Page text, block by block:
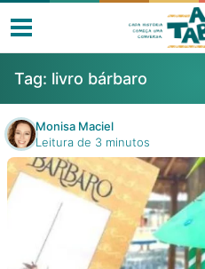
Livros
Resenhas
Clube de Leitores
Tag: livro bárbaro
Monisa Maciel
Leitura de 3 minutos